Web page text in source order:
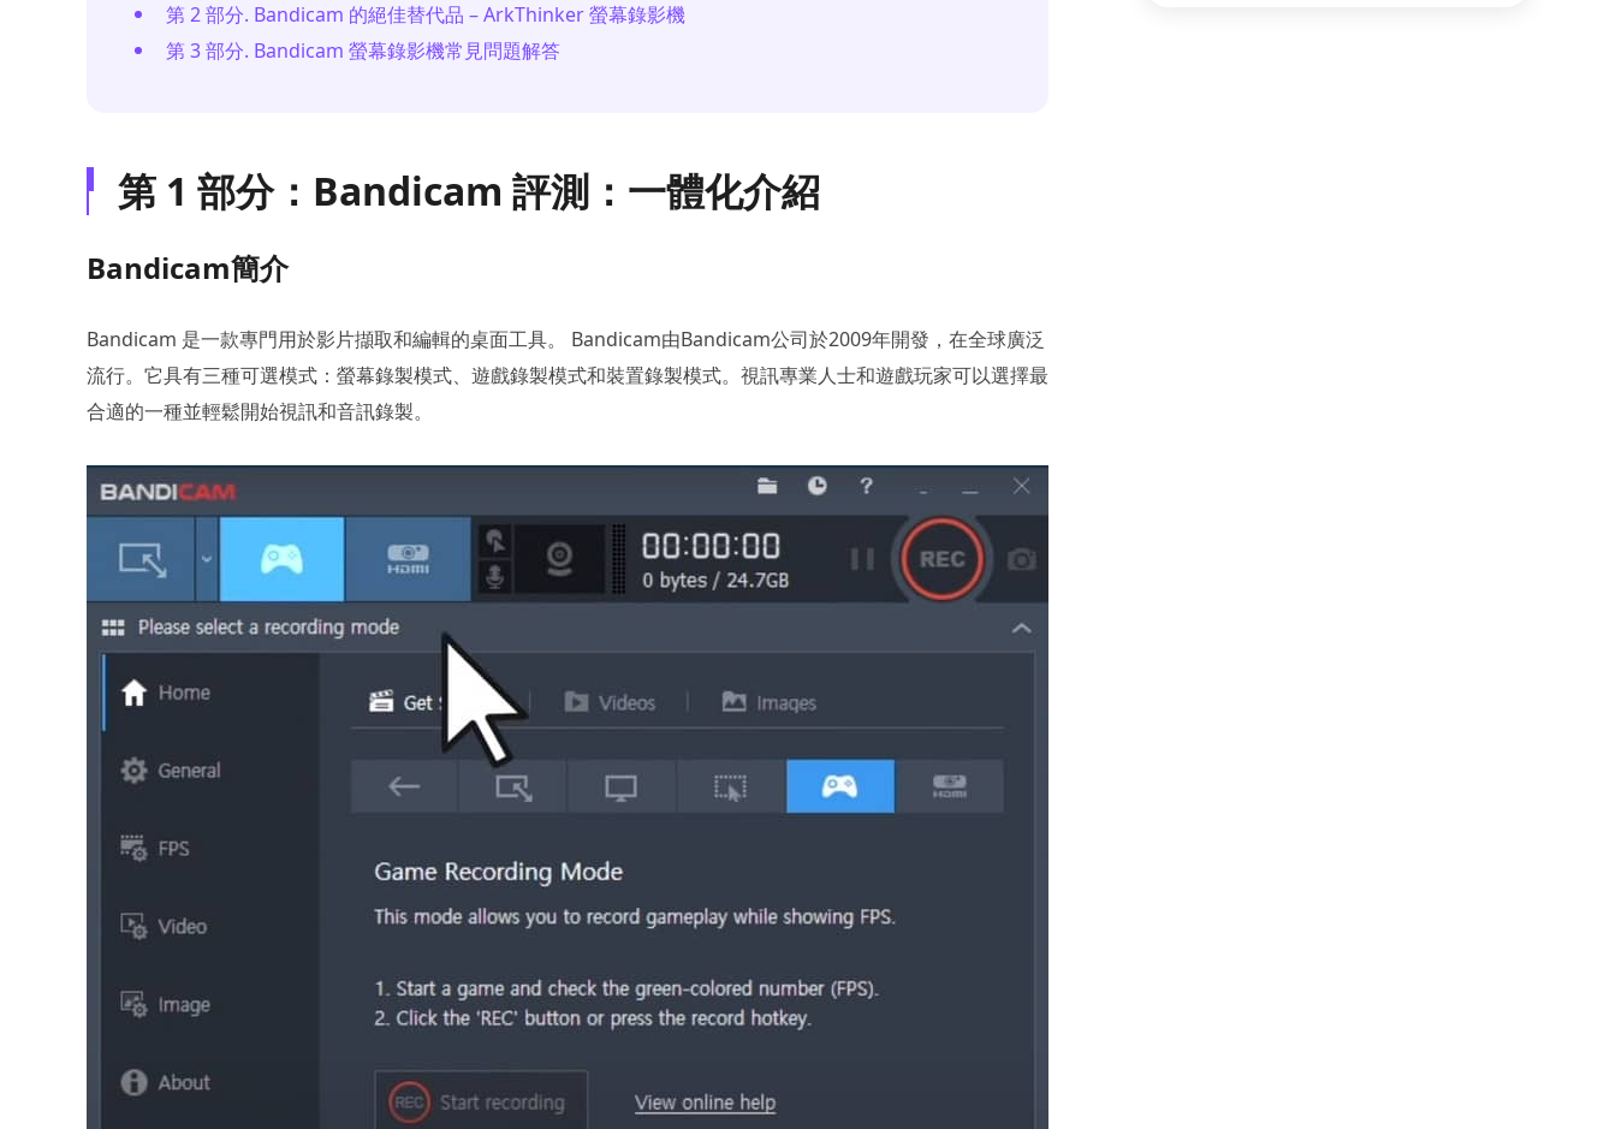
第 2 部分. Bandicam 的絕佳替代品 – ArkThinker 螢幕錄影機
第 3 部分. Bandicam 螢幕錄影機常見問題解答
第 1 部分：Bandicam 評測：一體化介紹
Bandicam簡介
Bandicam 是一款專門用於影片擷取和編輯的桌面工具。 Bandicam由Bandicam公司於2009年開發，在全球廣泛
流行。它具有三種可選模式：螢幕錄製模式、遊戲錄製模式和裝置錄製模式。視訊專業人士和遊戲玩家可以選擇最
合適的一種並輕鬆開始視訊和音訊錄製。